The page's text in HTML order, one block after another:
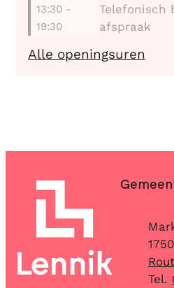
13:30 -
19:30
Telefonisch
afspraak
Alle openingsuren
Adres
,1750